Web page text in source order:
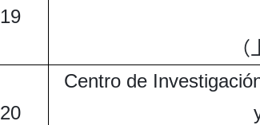
19
20
Centro de